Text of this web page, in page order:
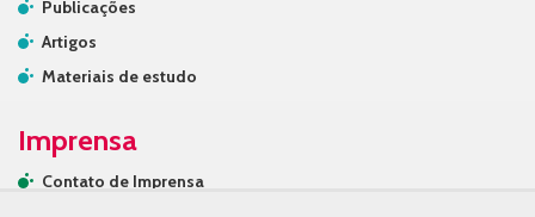
Publicações
Artigos
Materiais de estudo
Imprensa
Contato de Imprensa